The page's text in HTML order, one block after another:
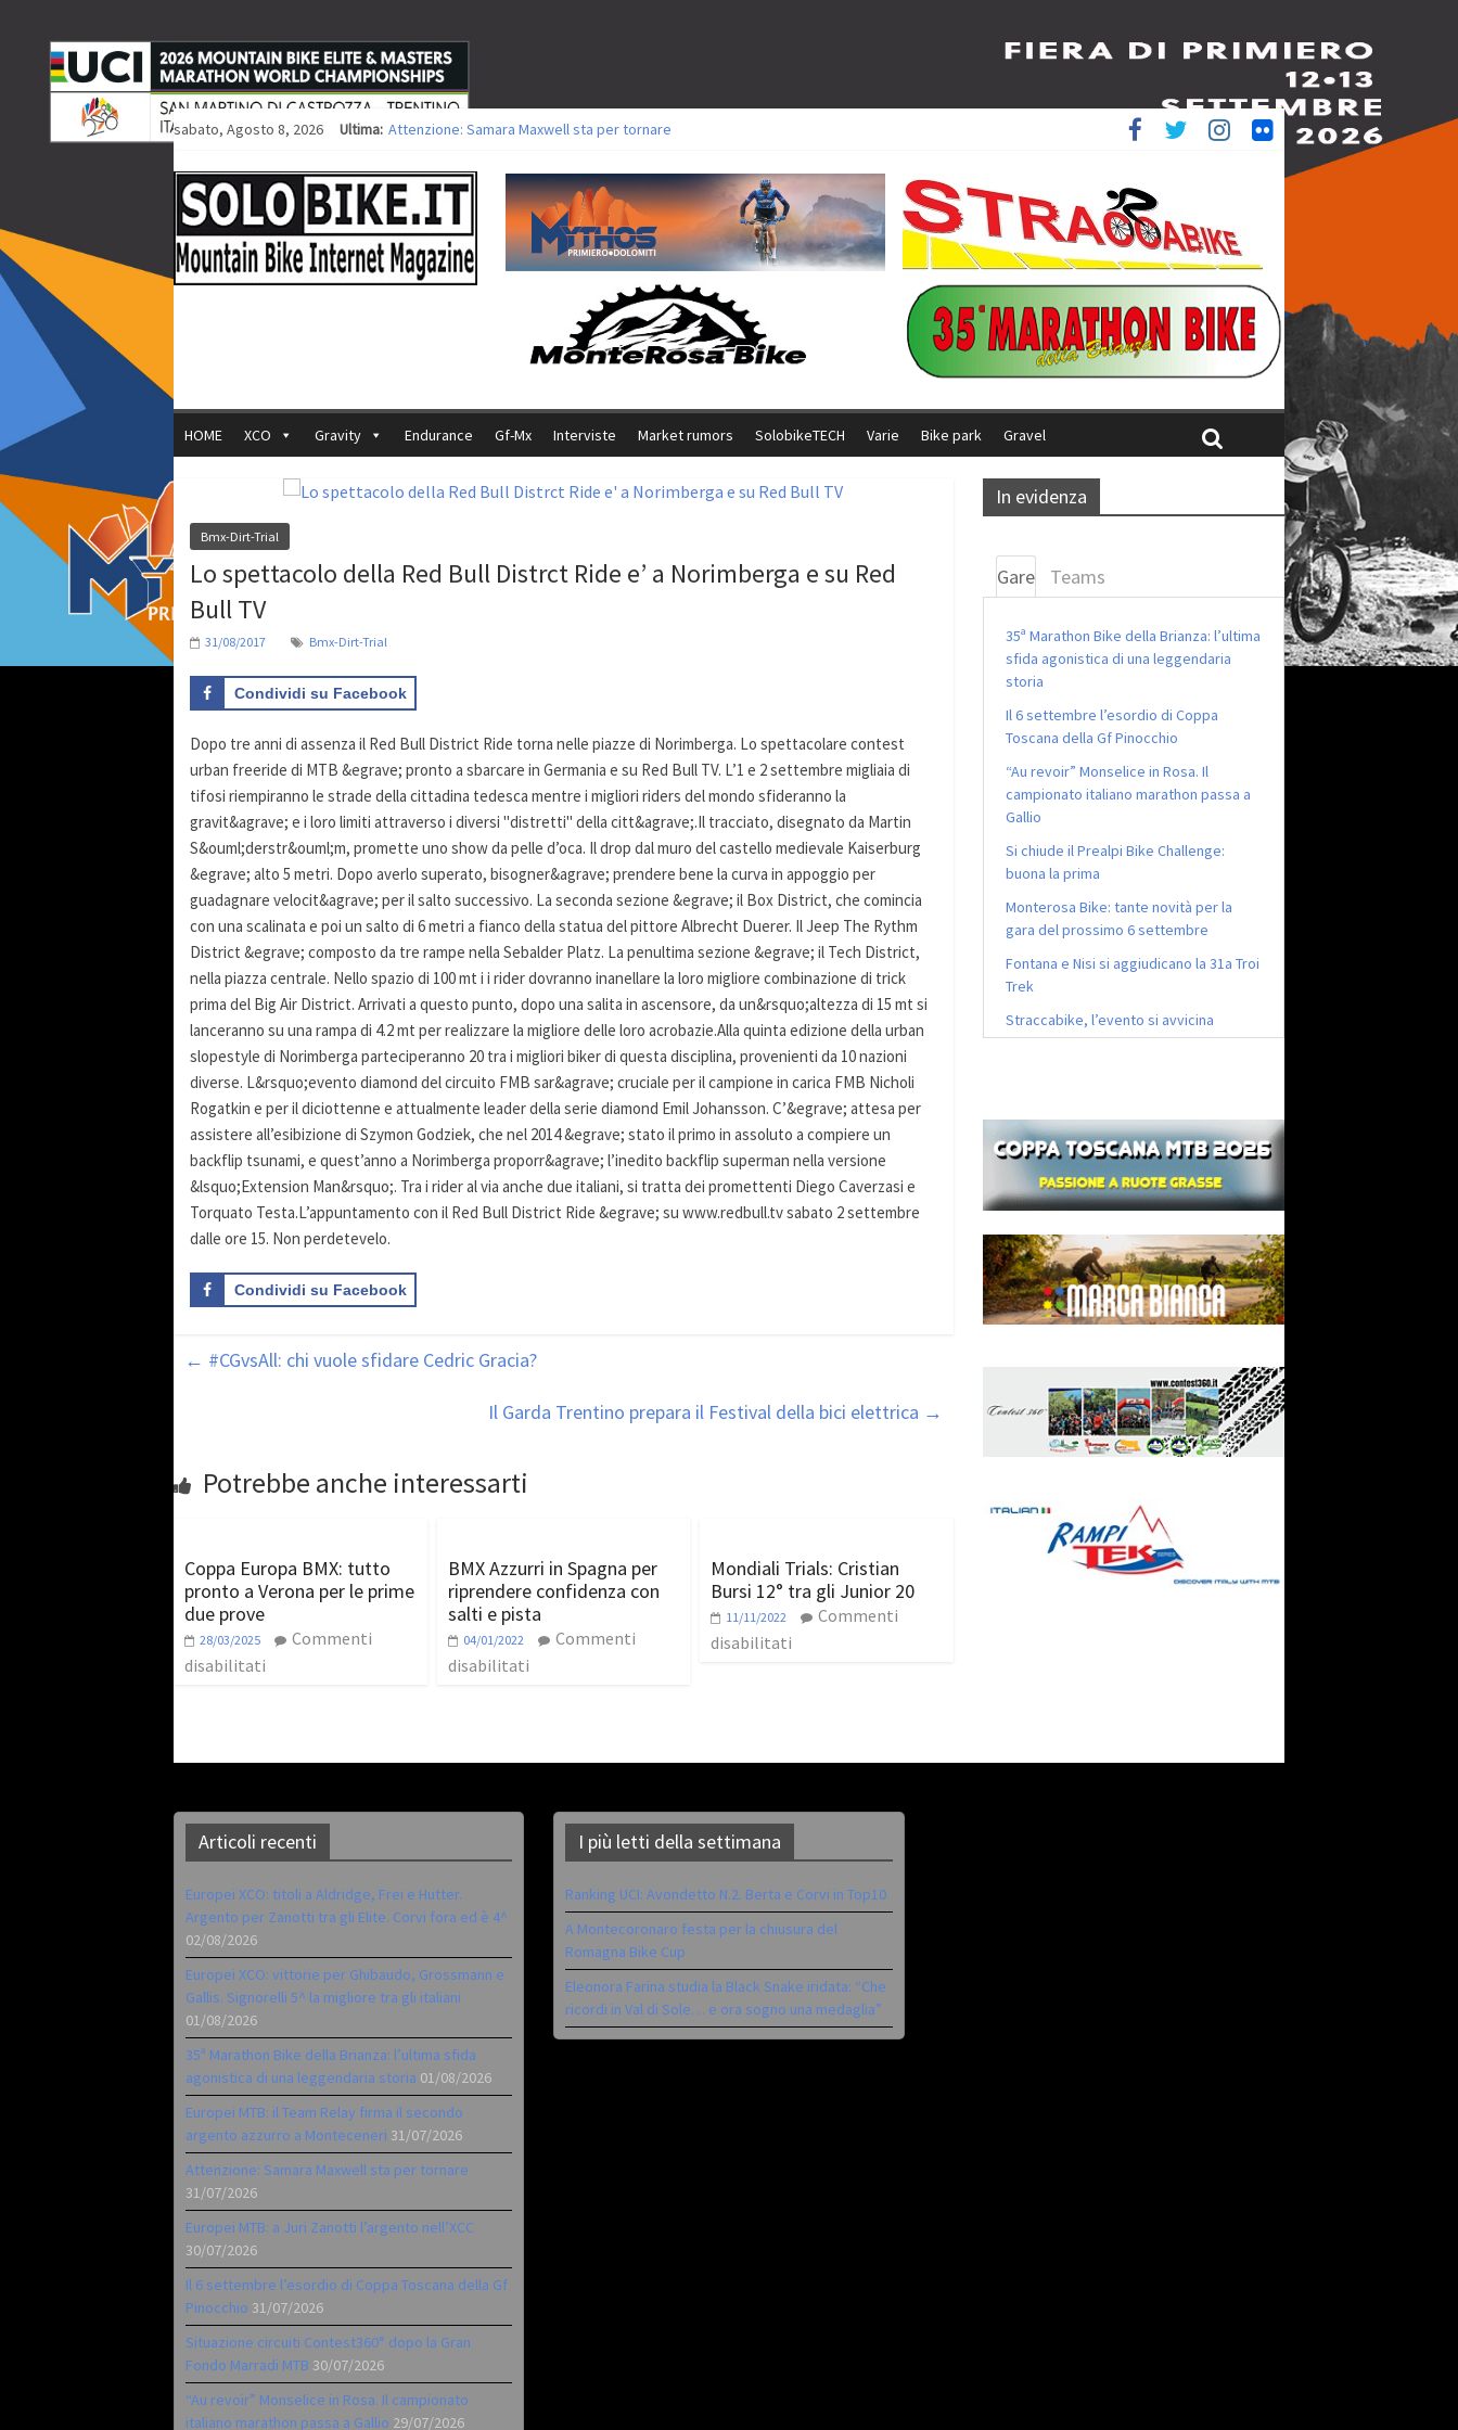
sabato, Agosto 8, 2026 Ultima: Attenzione: Samara Maxwell sta per tornare
Europei XCO: vittorie per Ghibaudo, Grossmann e Gallis. Signorelli 5^ la migliore tra gli italiani
35ª Marathon Bike della Brianza: l’ultima sfida agonistica di una leggendaria storia
Europei MTB: il Team Relay firma il secondo argento azzurro a Monteceneri
HOME XCO Gravity Endurance Gf-Mx Interviste Market rumors SolobikeTECH Varie Bike park Gravel
Bmx-Dirt-Trial
Lo spettacolo della Red Bull Distrct Ride e’ a Norimberga e su Red
Bull TV
31/08/2017 Bmx-Dirt-Trial
Condividi su Facebook
Dopo tre anni di assenza il Red Bull District Ride torna nelle piazze di Norimberga. Lo spettacolare contest
urban freeride di MTB &egrave; pronto a sbarcare in Germania e su Red Bull TV. L’1 e 2 settembre migliaia di
tifosi riempiranno le strade della cittadina tedesca mentre i migliori riders del mondo sfideranno la
gravit&agrave; e i loro limiti attraverso i diversi "distretti" della citt&agrave;.Il tracciato, disegnato da Martin
S&ouml;derstr&ouml;m, promette uno show da pelle d’oca. Il drop dal muro del castello medievale Kaiserburg
&egrave; alto 5 metri. Dopo averlo superato, bisogner&agrave; prendere bene la curva in appoggio per
guadagnare velocit&agrave; per il salto successivo. La seconda sezione &egrave; il Box District, che comincia
con una scalinata e poi un salto di 6 metri a fianco della statua del pittore Albrecht Duerer. Il Jeep The Rythm
District &egrave; composto da tre rampe nella Sebalder Platz. La penultima sezione &egrave; il Tech District,
nella piazza centrale. Nello spazio di 100 mt i i rider dovranno inanellare la loro migliore combinazione di trick
prima del Big Air District. Arrivati a questo punto, dopo una salita in ascensore, da un&rsquo;altezza di 15 mt si
lanceranno su una rampa di 4.2 mt per realizzare la migliore delle loro acrobazie.Alla quinta edizione della urban
slopestyle di Norimberga parteciperanno 20 tra i migliori biker di questa disciplina, provenienti da 10 nazioni
diverse. L&rsquo;evento diamond del circuito FMB sar&agrave; cruciale per il campione in carica FMB Nicholi
Rogatkin e per il diciottenne e attualmente leader della serie diamond Emil Johansson. C’&egrave; attesa per
assistere all’esibizione di Szymon Godziek, che nel 2014 &egrave; stato il primo in assoluto a compiere un
backflip tsunami, e quest’anno a Norimberga proporr&agrave; l’inedito backflip superman nella versione
&lsquo;Extension Man&rsquo;. Tra i rider al via anche due italiani, si tratta dei promettenti Diego Caverzasi e
Torquato Testa.L’appuntamento con il Red Bull District Ride &egrave; su www.redbull.tv sabato 2 settembre
dalle ore 15. Non perdetevelo.
Condividi su Facebook
← #CGvsAll: chi vuole sfidare Cedric Gracia?
Il Garda Trentino prepara il Festival della bici elettrica →
Potrebbe anche interessarti
Coppa Europa BMX: tutto
pronto a Verona per le prime
due prove
28/03/2025
Commenti
disabilitati
BMX Azzurri in Spagna per
riprendere confidenza con
salti e pista
04/01/2022
Commenti
disabilitati
Mondiali Trials: Cristian
Bursi 12° tra gli Junior 20
11/11/2022
Commenti
disabilitati
In evidenza
Gare Teams
35ª Marathon Bike della Brianza: l’ultima
sfida agonistica di una leggendaria
storia
Il 6 settembre l’esordio di Coppa
Toscana della Gf Pinocchio
“Au revoir” Monselice in Rosa. Il
campionato italiano marathon passa a
Gallio
Si chiude il Prealpi Bike Challenge:
buona la prima
Monterosa Bike: tante novità per la
gara del prossimo 6 settembre
Fontana e Nisi si aggiudicano la 31a Troi
Trek
Straccabike, l’evento si avvicina
Articoli recenti
Europei XCO: titoli a Aldridge, Frei e Hutter.
Argento per Zanotti tra gli Elite. Corvi fora ed è 4^
02/08/2026
Europei XCO: vittorie per Ghibaudo, Grossmann e
Gallis. Signorelli 5^ la migliore tra gli italiani
01/08/2026
35ª Marathon Bike della Brianza: l’ultima sfida
agonistica di una leggendaria storia 01/08/2026
Europei MTB: il Team Relay firma il secondo
argento azzurro a Monteceneri 31/07/2026
Attenzione: Samara Maxwell sta per tornare
31/07/2026
Europei MTB: a Juri Zanotti l’argento nell’XCC
30/07/2026
Il 6 settembre l’esordio di Coppa Toscana della Gf
Pinocchio 31/07/2026
Situazione circuiti Contest360° dopo la Gran
Fondo Marradi MTB 30/07/2026
“Au revoir” Monselice in Rosa. Il campionato
italiano marathon passa a Gallio 29/07/2026
I più letti della settimana
Ranking UCI: Avondetto N.2. Berta e Corvi in Top10
A Montecoronaro festa per la chiusura del
Romagna Bike Cup
Eleonora Farina studia la Black Snake iridata: “Che
ricordi in Val di Sole… e ora sogno una medaglia”